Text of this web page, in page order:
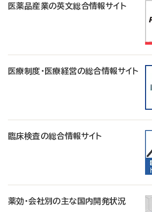
医薬品産業の英文総合情報サイト
医療制度・医療経営の総合情報サイト
臨床検査の総合情報サイト
薬効・会社別の主な国内開発状況